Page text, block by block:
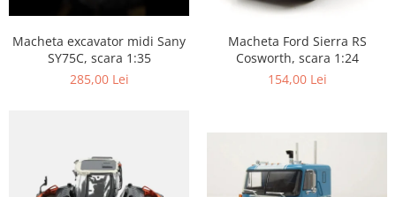
Macheta excavator midi Sany
SY75C, scara 1:35
285,00 Lei
Macheta Ford Sierra RS
Cosworth, scara 1:24
154,00 Lei